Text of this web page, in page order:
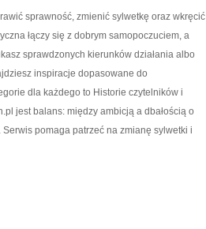
sprawność, zmienić sylwetkę oraz wkręcić
łączy się z dobrym samopoczuciem, a
sprawdzonych kierunków działania albo
inspiracje dopasowane do
dla każdego to Historie czytelników i
jest balans: między ambicją a dbałością o
pomaga patrzeć na zmianę sylwetki i